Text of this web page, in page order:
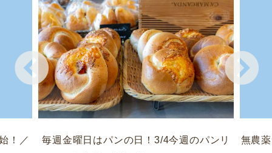
！／
毎週金曜日はパンの日！3/4今週のパンリ
無農